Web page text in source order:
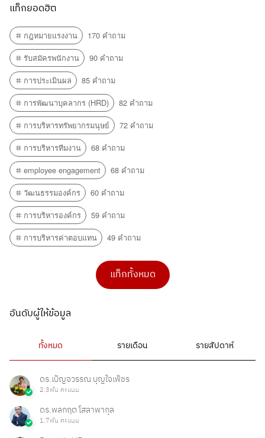
แท็กยอดฮิต
กฎหมายแรงงาน
170 คำถาม
รับสมัครพนักงาน
90 คำถาม
การประเมินผล
85 คำถาม
การพัฒนาบุคลากร (HRD)
82 คำถาม
การบริหารทรัพยากรมนุษย์
72 คำถาม
การบริหารทีมงาน
68 คำถาม
employee engagement
68 คำถาม
วัฒนธรรมองค์กร
60 คำถาม
การบริหารองค์กร
59 คำถาม
การบริหารค่าตอบแทน
49 คำถาม
แท็กทั้งหมด
อันดับผู้ให้ข้อมูล
ทั้งหมด รายเดือน รายสัปดาห์
ดร.เบ็ญจวรรณ บุญใจเพ็ชร
2.3พัน คะแนน
ดร.พลกฤต โสลาพากุล
1.7พัน คะแนน